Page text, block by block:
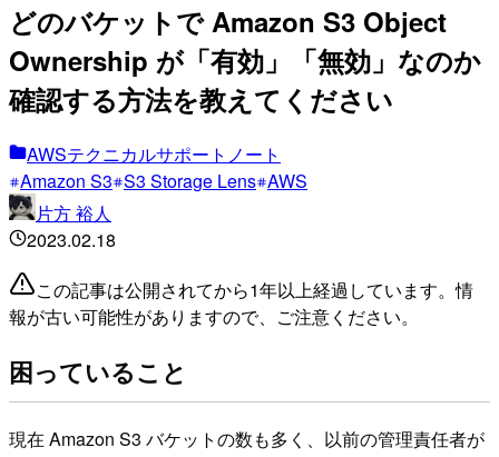
どのバケットで Amazon S3 Object
Ownership が「有効」「無効」なのか
確認する方法を教えてください
AWSテクニカルサポートノート
Amazon S3 S3 Storage Lens AWS
片方 裕人
2023.02.18
この記事は公開されてから1年以上経過しています。情
報が古い可能性がありますので、ご注意ください。
困っていること
現在 Amazon S3 バケットの数も多く、以前の管理責任者が